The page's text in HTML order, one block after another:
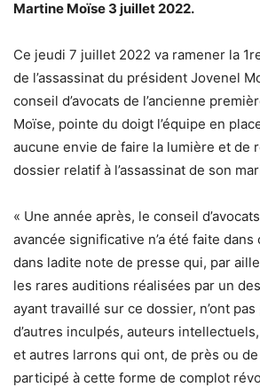
Martine Moïse 3 juillet 2022.
Ce jeudi 7 juillet 2022 va ramener la
de l’assassinat du président Jovenel
conseil d’avocats de l’ancienne
Moïse, pointe du doigt l’équipe en
aucune envie de faire la lumière et de
dossier relatif à l’assassinat de son
« Une année après, le conseil
avancée significative n’a été faite
dans ladite note de presse qui, par
les rares auditions réalisées par un
ayant travaillé sur ce dossier, n’ont
d’autres inculpés, auteurs
et autres larrons qui ont, de près ou
participé à cette forme de complot